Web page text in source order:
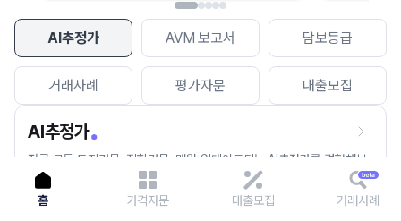
AI추정가 AVM 보고서 담보등급
거래사례 평가자문 대출모집
AI추정가
전국 모든 토지건물, 집합건물, 매월 업데이트되는 AI추정가를 경험해보
세요.
홈 가격자문 대출모집 거래사례